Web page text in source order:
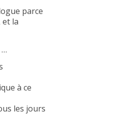
parce
et la
à ce
les jours